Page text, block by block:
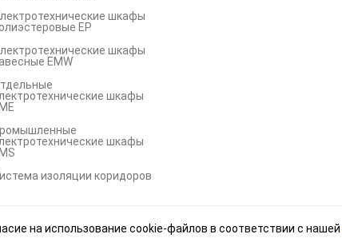
шкафы
EP
шкафы
EMW
шкафы
шкафы
изоляции коридоров
на использование cookie-файлов в соответствии с нашей